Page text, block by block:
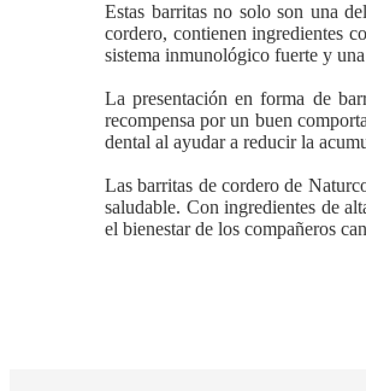
Estas barritas no solo son una
cordero, contienen ingredientes
sistema inmunológico fuerte y
La presentación en forma de
recompensa por un buen
dental al ayudar a reducir la
Las barritas de cordero de
saludable. Con ingredientes de
el bienestar de los compañeros